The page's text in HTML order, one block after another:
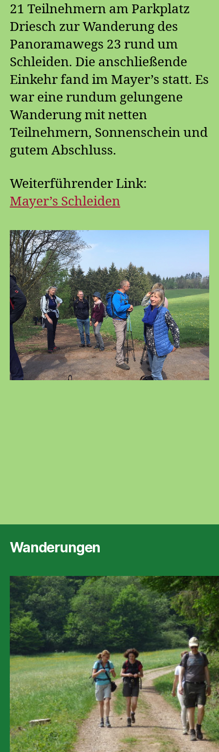
21 Teilnehmern am Parkplatz
Driesch zur Wanderung des
Panoramawegs 23 rund um
Schleiden. Die anschließende
Einkehr fand im Mayer’s statt. Es
war eine rundum gelungene
Wanderung mit netten
Teilnehmern, Sonnenschein und
gutem Abschluss.
Weiterführender Link:
Mayer’s Schleiden
Wanderungen